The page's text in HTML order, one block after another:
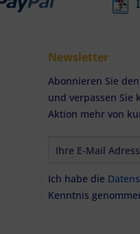
Newsletter
Abonnieren Sie
und verpassen Sie
Aktion mehr von
Ich habe die
Kenntnis